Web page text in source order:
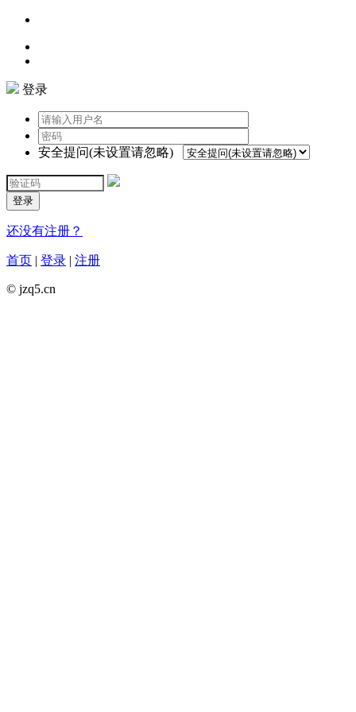
登录
安全提问(未设置请忽略)
登录
还没有注册？
首页 | 登录 | 注册
© jzq5.cn